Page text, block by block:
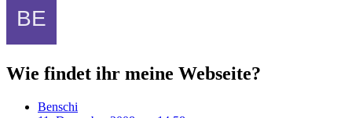
Wie findet ihr meine Webseite?
Benschi